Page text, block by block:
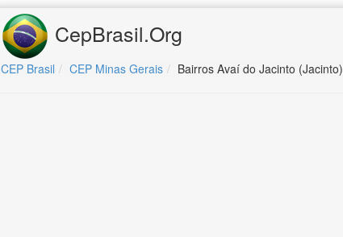
CepBrasil.Org
CEP Brasil CEP Minas Gerais Bairros Avaí do Jacinto (Jacinto)